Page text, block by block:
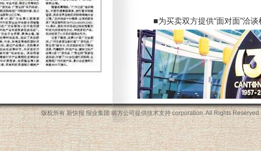
■为买卖双方提供“面对面”洽谈
版权所有 新快报 报业集团 前方公司提供技术支持corporation. All Rights Reserved